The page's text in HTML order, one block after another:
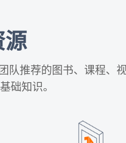
源
队推荐的图书、课程、视
础知识。